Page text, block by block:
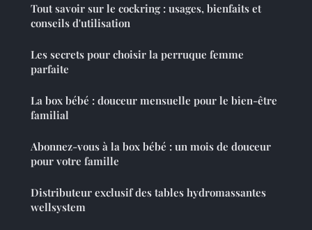
Tout savoir sur le cockring : usages, bienfaits et
conseils d'utilisation
Les secrets pour choisir la perruque femme
parfaite
La box bébé : douceur mensuelle pour le bien-être
familial
Abonnez-vous à la box bébé : un mois de douceur
pour votre famille
Distributeur exclusif des tables hydromassantes
wellsystem